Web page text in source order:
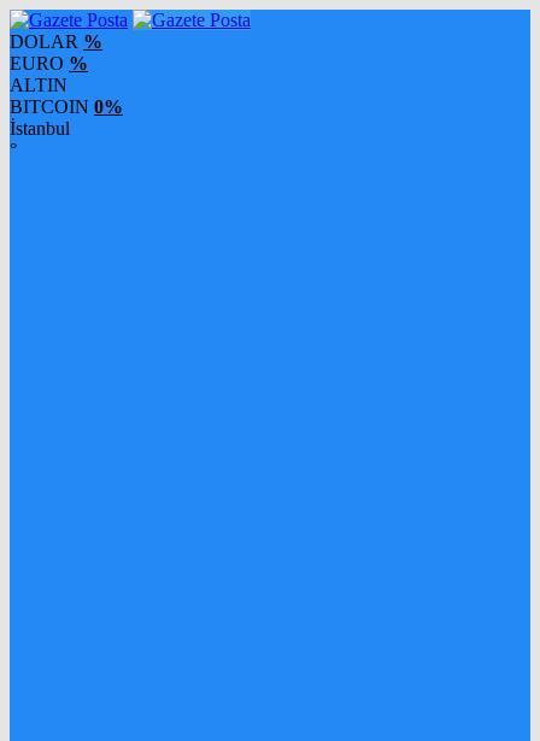
DOLAR %
EURO %
ALTIN
BITCOIN 0%
İstanbul
°